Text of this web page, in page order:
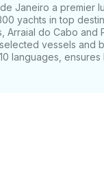
Janeiro a premier
yachts in top
Arraial do Cabo and
vessels and
languages, ensures